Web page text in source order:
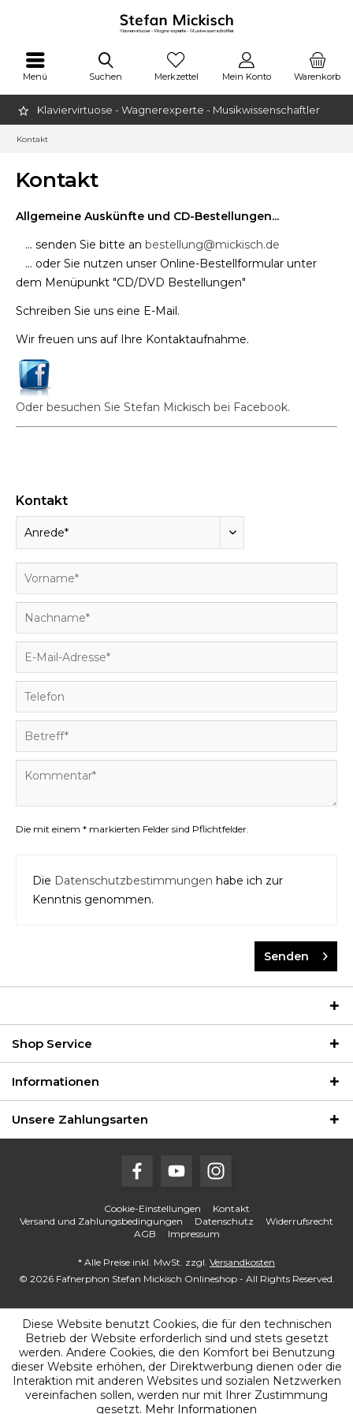
Klaviervirtuose - Wagnerexperte - Musikwissenschaftler
Menü Warenkorb
Merkzettel Mein Konto
Suchen
Kontakt
Kontakt
Allgemeine Auskünfte und CD-Bestellungen...
... senden Sie bitte an bestellung@mickisch.de
... oder Sie nutzen unser Online-Bestellformular unter
dem Menüpunkt "CD/DVD Bestellungen"
Schreiben Sie uns eine E-Mail.
Wir freuen uns auf Ihre Kontaktaufnahme.
Oder besuchen Sie Stefan Mickisch bei Facebook.
Kontakt
Die mit einem * markierten Felder sind Pflichtfelder.
Die Datenschutzbestimmungen habe ich zur
Kenntnis genommen.
Senden
Shop Service
Informationen
Unsere Zahlungsarten
Cookie-Einstellungen
Kontakt
Versand und Zahlungsbedingungen
Datenschutz
Widerrufsrecht
AGB
Impressum
* Alle Preise inkl. MwSt. zzgl. Versandkosten
© 2026 Fafnerphon Stefan Mickisch Onlineshop - All Rights Reserved.
Diese Website benutzt Cookies, die für den technischen
Betrieb der Website erforderlich sind und stets gesetzt
werden. Andere Cookies, die den Komfort bei Benutzung
dieser Website erhöhen, der Direktwerbung dienen oder die
Interaktion mit anderen Websites und sozialen Netzwerken
vereinfachen sollen, werden nur mit Ihrer Zustimmung
gesetzt. Mehr Informationen